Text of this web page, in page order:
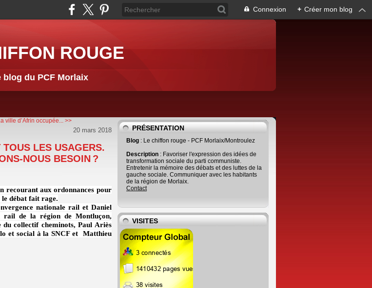
Connexion + Créer mon blog
ROUGE
blog du PCF Morlaix
ville d’Afrin occupée... >>
20 mars 2018
LES USAGERS.
NOUS BESOIN ?
recourant aux ordonnances pour
le débat fait rage.
nationale rail et Daniel
rail de la région de Montluçon,
du collectif cheminots, Paul Ariès
et social à la SNCF et Matthieu
PRÉSENTATION
Blog : Le chiffon rouge - PCF Morlaix/Montroulez
Description : Favoriser l'expression des idées de
transformation sociale du parti communiste.
Entretenir la mémoire des débats et des luttes de la
gauche sociale. Communiquer avec les habitants
de la région de Morlaix.
Contact
VISITES